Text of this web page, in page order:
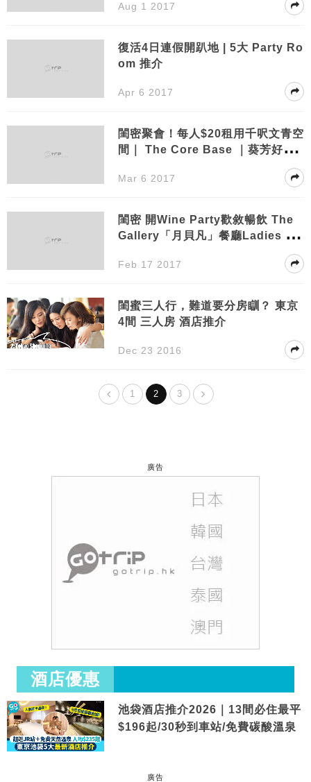
Aug 1 2017
復活4日連假開趴地 | 5大 Party Ro
om 推介
Apr 6 2017
閨密聚會！每人$20租用千呎文青空
間｜ The Core Base ｜葵芳好去
Mar 6 2017
閨密 開Wine Party歡敘暢飲 The
Gallery「月貝凡」餐廳Ladies Ev
Feb 17 2017
閨蜜三人行，難道要分房瞓？ 東京
4間 三人房 酒店推介
Dec 23 2016
1 2 3
廣告
酒店優惠
池袋酒店推介2026｜13間必住最平
$196起/30秒到車站/免費碳酸溫泉
廣告